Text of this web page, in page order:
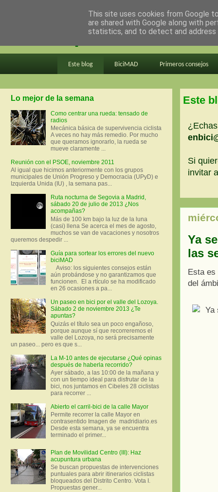
en bici por madrid
Este blog BiciMAD Primeros consejos
Este
Si
invitar
Ya
las
Esta es
del
Lo mejor de la semana
Como centrar una rueda: tensado de
radios
Mecánica básica de supervivencia ciclista
A veces no hay más remedio. Por mucho
que queramos ignorarlo, la rueda se
mueve claramente ...
Reunión con el PSOE, noviembre 2011
Al igual que hicimos anteriormente con los grupos
municipales de Unión Progreso y Democracia (UPyD) e
Izquierda Unida (IU) , la semana pas...
Ruta nocturna de Segovia a Madrid,
sábado 20 de julio de 2013 ¿Nos
acompañas?
Más de 100 km bajo la luz de la luna
(casi) llena Se acerca el mes de agosto,
muchos se van de vacaciones y nosotros
queremos despedir ...
Guía para sortear los errores del nuevo
biciMAD
Aviso: los siguientes consejos están
aún probándose y no garantizamos que
funcionen. El a rtículo se ha modificado
en 26 ocasiones a pa...
Un paseo en bici por el valle del Lozoya.
Sábado 2 de noviembre 2013 ¿Te
apuntas?
Quizás el título sea un poco engañoso,
porque aunque sí que recorreremos el
valle del Lozoya, no será precisamente
un paseo... pero es que s...
La M-10 antes de ejecutarse ¿Qué opinas
después de haberla recorrido?
Ayer sábado, a las 10:00 de la mañana y
con un tiempo ideal para disfrutar de la
bici, nos juntamos en Cibeles 28 ciclistas
para recorrer ...
Abierto el carril-bici de la calle Mayor
Permite recorrer la calle Mayor en
contrasentido Imagen de madridiario.es
Desde esta semana, ya se encuentra
terminado el primer...
Plan de Movilidad Centro (III): Haz
acupuntura urbana
Se buscan propuestas de intervenciones
puntuales para abrir itinerarios ciclistas
bloqueados del Distrito Centro. Vota I.
Propuestas gener...
This site uses cookies from Google
are shared with Google along with
statistics, and to detect and address